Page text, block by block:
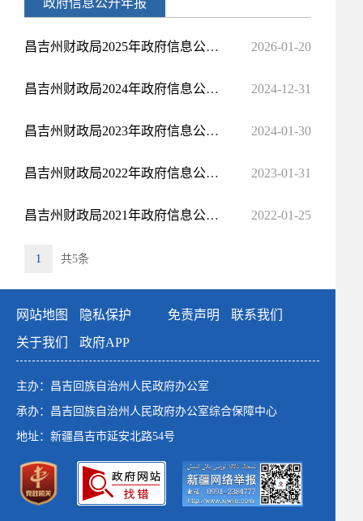
昌吉州财政局2025年政府信息公开工作年度报告 2026-01-20
昌吉州财政局2024年政府信息公开工作年度报告 2024-12-31
昌吉州财政局2023年政府信息公开工作年度报告 2024-01-30
昌吉州财政局2022年政府信息公开工作年度报告 2023-01-31
昌吉州财政局2021年政府信息公开工作年度报告 2022-01-25
1 共5条
网站地图 隐私保护 免责声明
联系我们
关于我们
政府APP
主办：昌吉回族自治州人民政府办公室
承办：昌吉回族自治州人民政府办公室综合保障中心
地址：新疆昌吉市延安北路54号